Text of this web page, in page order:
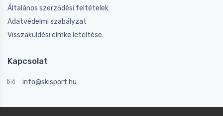
Általános szerződési feltételek
Adatvédelmi szabályzat
Visszaküldési címke letöltése
Kapcsolat
info@skisport.hu